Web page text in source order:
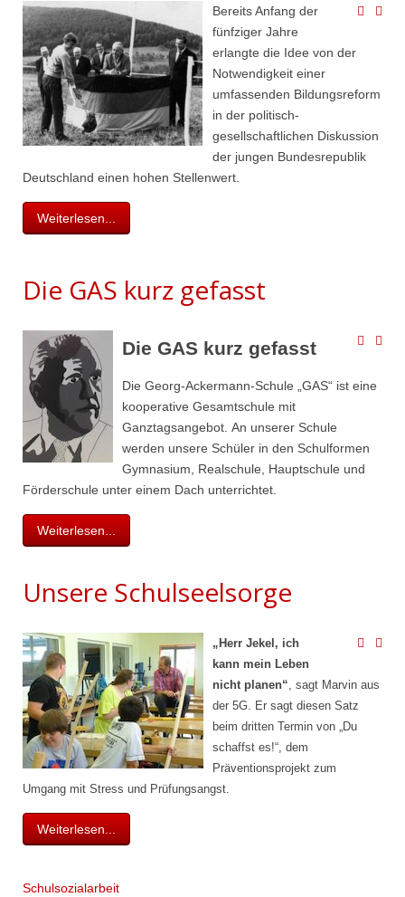
Bereits Anfang der
fünfziger Jahre
erlangte die Idee von der
Notwendigkeit einer
umfassenden Bildungsreform
in der politisch-
gesellschaftlichen Diskussion
der jungen Bundesrepublik
Deutschland einen hohen Stellenwert.
Weiterlesen...
Die GAS kurz gefasst
Die GAS kurz gefasst
Die Georg-Ackermann-Schule „GAS“ ist eine
kooperative Gesamtschule mit
Ganztagsangebot. An unserer Schule
werden unsere Schüler in den Schulformen
Gymnasium, Realschule, Hauptschule und
Förderschule unter einem Dach unterrichtet.
Weiterlesen...
Unsere Schulseelsorge
„Herr Jekel, ich
kann mein Leben
nicht planen“, sagt Marvin aus
der 5G. Er sagt diesen Satz
beim dritten Termin von „Du
schaffst es!“, dem
Präventionsprojekt zum
Umgang mit Stress und Prüfungsangst.
Weiterlesen...
Schulsozialarbeit